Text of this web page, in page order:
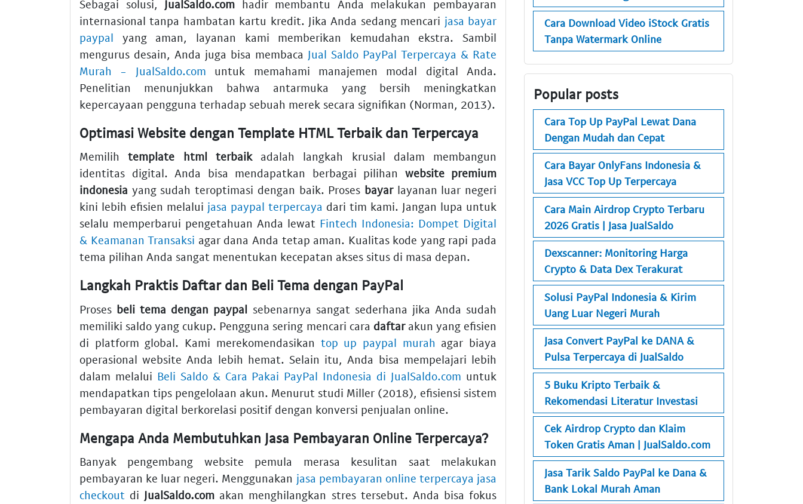
Sebagai solusi, JualSaldo.com hadir membantu Anda melakukan pembayaran
internasional tanpa hambatan kartu kredit. Jika Anda sedang mencari jasa bayar
paypal yang aman, layanan kami memberikan kemudahan ekstra. Sambil
mengurus desain, Anda juga bisa membaca Jual Saldo PayPal Terpercaya & Rate
Murah - JualSaldo.com untuk memahami manajemen modal digital Anda.
Penelitian menunjukkan bahwa antarmuka yang bersih meningkatkan
kepercayaan pengguna terhadap sebuah merek secara signifikan (Norman, 2013).
Optimasi Website dengan Template HTML Terbaik dan Terpercaya
Memilihtemplate html terbaikadalah langkah krusial dalam membangun
identitas digital. Anda bisa mendapatkan berbagai pilihan website premium
indonesia yang sudah teroptimasi dengan baik. Proses bayarlayanan luar negeri
kini lebih efisien melalui jasa paypal terpercaya dari tim kami. Jangan lupa untuk
selalu memperbarui pengetahuan Anda lewat Fintech Indonesia: Dompet Digital
& Keamanan Transaksi agar dana Anda tetap aman. Kualitas kode yang rapi pada
tema pilihan Anda sangat menentukan kecepatan akses situs di masa depan.
Langkah Praktis Daftar dan Beli Tema dengan PayPal
Proses beli tema dengan paypal sebenarnya sangat sederhana jika Anda sudah
memiliki saldo yang cukup. Pengguna sering mencari cara daftarakun yang efisien
di platform global. Kami merekomendasikan top up paypal murah agar biaya
operasional website Anda lebih hemat. Selain itu, Anda bisa mempelajari lebih
dalam melalui Beli Saldo & Cara Pakai PayPal Indonesia di JualSaldo.com untuk
mendapatkan tips pengelolaan akun. Menurut studi Miller (2018), efisiensi sistem
pembayaran digital berkorelasi positif dengan konversi penjualan online.
Mengapa Anda Membutuhkan Jasa Pembayaran Online Terpercaya?
Banyak pengembang website pemula merasa kesulitan saat melakukan
pembayaran ke luar negeri. Menggunakan jasa pembayaran online terpercaya jasa
checkout di JualSaldo.com akan menghilangkan stres tersebut. Anda bisa fokus
Cara Download Video iStock Gratis
Tanpa Watermark Online
Popular posts
Cara Top Up PayPal Lewat Dana
Dengan Mudah dan Cepat
Cara Bayar OnlyFans Indonesia &
Jasa VCC Top Up Terpercaya
Cara Main Airdrop Crypto Terbaru
2026 Gratis | Jasa JualSaldo
Dexscanner: Monitoring Harga
Crypto & Data Dex Terakurat
Solusi PayPal Indonesia & Kirim
Uang Luar Negeri Murah
Jasa Convert PayPal ke DANA &
Pulsa Terpercaya di JualSaldo
5 Buku Kripto Terbaik &
Rekomendasi Literatur Investasi
Cek Airdrop Crypto dan Klaim
Token Gratis Aman | JualSaldo.com
Jasa Tarik Saldo PayPal ke Dana &
Bank Lokal Murah Aman